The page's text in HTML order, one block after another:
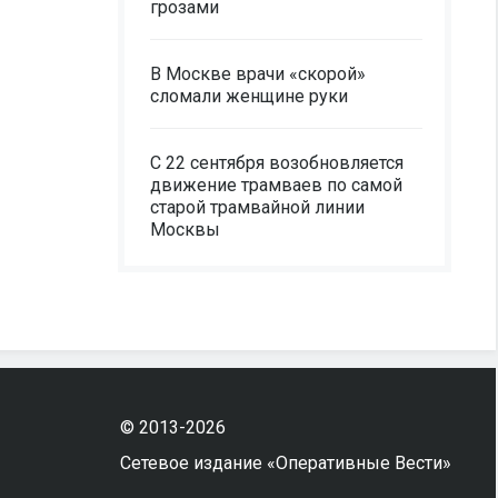
грозами
В Москве врачи «скорой»
сломали женщине руки
С 22 сентября возобновляется
движение трамваев по самой
старой трамвайной линии
Москвы
© 2013-2026
Сетевое издание «Оперативные Вести»